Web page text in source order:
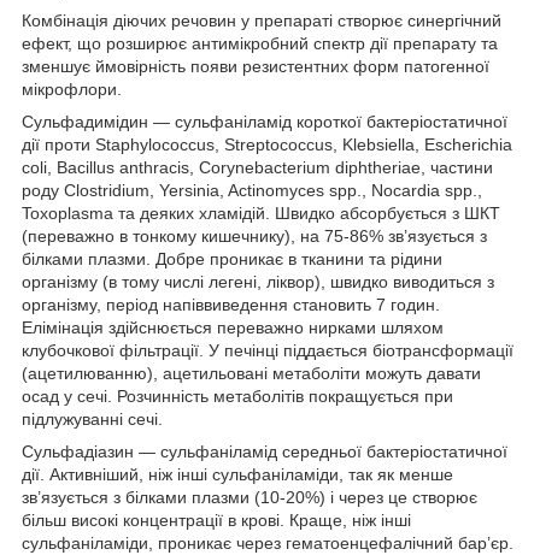
Комбінація діючих речовин у препараті створює синергічний
ефект, що розширює антимікробний спектр дії препарату та
зменшує ймовірність появи резистентних форм патогенної
мікрофлори.
Сульфадимідин — сульфаніламід короткої бактеріостатичної
дії проти Staphylococcus, Streptococcus, Klebsiella, Escherichia
coli, Bacillus anthracis, Corynebacterium diphtheriae, частини
роду Clostridium, Yersinia, Actinomyces spp., Nocardia spp.,
Toxoplasma та деяких хламідій. Швидко абсорбується з ШКТ
(переважно в тонкому кишечнику), на 75-86% зв’язується з
білками плазми. Добре проникає в тканини та рідини
організму (в тому числі легені, ліквор), швидко виводиться з
організму, період напіввиведення становить 7 годин.
Елімінація здійснюється переважно нирками шляхом
клубочкової фільтрації. У печінці піддається біотрансформації
(ацетилюванню), ацетильовані метаболіти можуть давати
осад у сечі. Розчинність метаболітів покращується при
підлужуванні сечі.
Сульфадіазин — сульфаніламід середньої бактеріостатичної
дії. Активніший, ніж інші сульфаніламіди, так як менше
зв’язується з білками плазми (10-20%) і через це створює
більш високі концентрації в крові. Краще, ніж інші
сульфаніламіди, проникає через гематоенцефалічний бар’єр.